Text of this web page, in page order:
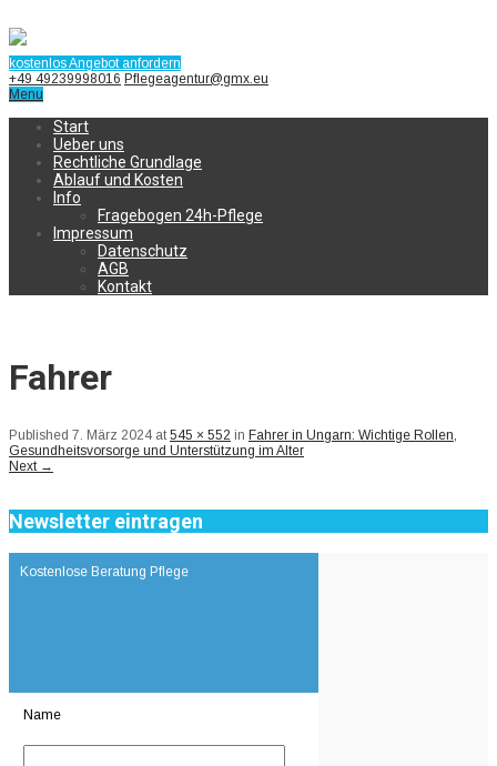
kostenlos Angebot anfordern
+49 49239998016 Pflegeagentur@gmx.eu
Menu
Start
Ueber uns
Rechtliche Grundlage
Ablauf und Kosten
Info
Fragebogen 24h-Pflege
Impressum
Datenschutz
AGB
Kontakt
Fahrer
Published 7. März 2024 at545 × 552 in Fahrer in Ungarn: Wichtige Rollen,
Gesundheitsvorsorge und Unterstützung im Alter
Next →
Newsletter eintragen
Kostenlose Beratung Pflege
Name